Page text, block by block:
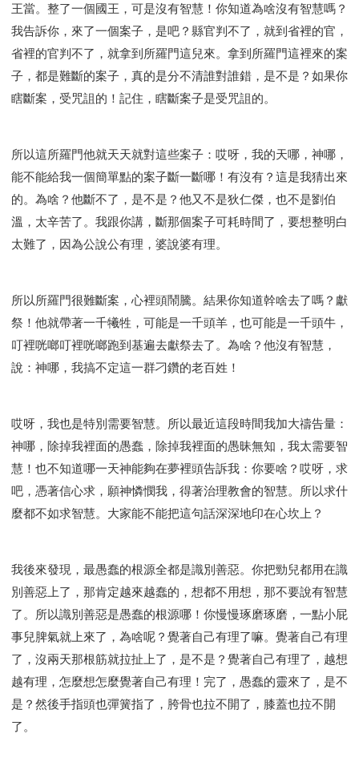
王當。整了一個國王，可是沒有智慧！你知道為啥沒有智慧嗎？
我告訴你，來了一個案子，是吧？縣官判不了，就到省裡的官，
省裡的官判不了，就拿到所羅門這兒來。拿到所羅門這裡來的案
子，都是難斷的案子，真的是分不清誰對誰錯，是不是？如果你
瞎斷案，受咒詛的！記住，瞎斷案子是受咒詛的。
所以這所羅門他就天天就對這些案子：哎呀，我的天哪，神哪，
能不能給我一個簡單點的案子斷一斷哪！有沒有？這是我猜出來
的。為啥？他斷不了，是不是？他又不是狄仁傑，也不是劉伯
溫，太辛苦了。我跟你講，斷那個案子可耗時間了，要想整明白
太難了，因為公說公有理，婆說婆有理。
所以所羅門很難斷案，心裡頭鬧騰。結果你知道幹啥去了嗎？獻
祭！他就帶著一千犧牲，可能是一千頭羊，也可能是一千頭牛，
叮裡咣啷叮裡咣啷跑到基遍去獻祭去了。為啥？他沒有智慧，
說：神哪，我搞不定這一群刁鑽的老百姓！
哎呀，我也是特別需要智慧。所以最近這段時間我加大禱告量：
神哪，除掉我裡面的愚蠢，除掉我裡面的愚昧無知，我太需要智
慧！也不知道哪一天神能夠在夢裡頭告訴我：你要啥？哎呀，求
吧，憑著信心求，願神憐憫我，得著治理教會的智慧。所以求什
麼都不如求智慧。大家能不能把這句話深深地印在心坎上？
我後來發現，最愚蠢的根源全都是識別善惡。你把勁兒都用在識
別善惡上了，那肯定越來越蠢的，想都不用想，那不要說有智慧
了。所以識別善惡是愚蠢的根源哪！你慢慢琢磨琢磨，一點小屁
事兒脾氣就上來了，為啥呢？覺著自己有理了嘛。覺著自己有理
了，沒兩天那根筋就拉扯上了，是不是？覺著自己有理了，越想
越有理，怎麼想怎麼覺著自己有理！完了，愚蠢的靈來了，是不
是？然後手指頭也彈簧指了，胯骨也拉不開了，膝蓋也拉不開
了。